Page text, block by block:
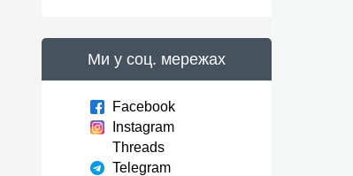
Ми у соц. мережах
Facebook
Instagram
Threads
Telegram